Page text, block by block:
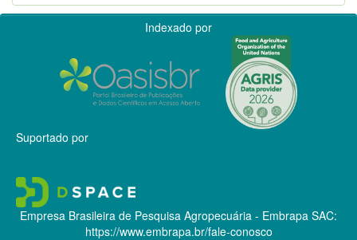
Indexado por
Suportado por
Empresa Brasileira de Pesquisa Agropecuária - Embrapa SAC:
https://www.embrapa.br/fale-conosco